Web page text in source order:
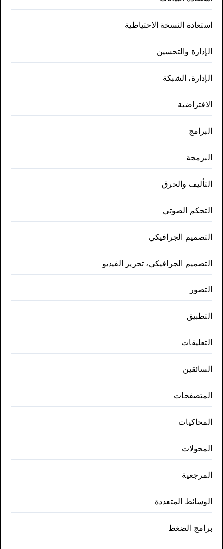
استعادة النسخة الاحتياطية
الإدارة والتحسين
الإدارة، الشبكة
الافتراضية
البرامج
البرمجة
التأليف والحرق
التحكم الصوتي
التصميم الجرافيكي
التصميم الجرافيكي، تحرير الفيديو
التصور
التطبيق
التعليقات
السائقين
المتصفحات
المحاكيات
المحولات
المرجعية
الوسائط المتعددة
برامج الضغط